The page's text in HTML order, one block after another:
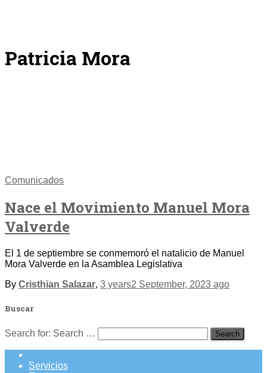
Patricia Mora
Comunicados
Nace el Movimiento Manuel Mora
Valverde
El 1 de septiembre se conmemoró el natalicio de Manuel
Mora Valverde en la Asamblea Legislativa
By Cristhian Salazar, 3 years2 September, 2023 ago
Buscar
Search for: Search …
Servicios